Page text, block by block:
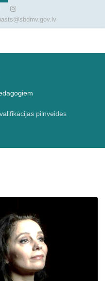
pilnveides